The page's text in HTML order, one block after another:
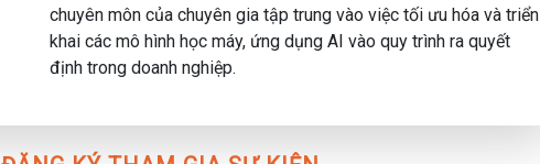
chuyên môn của chuyên gia tập trung vào việc tối ưu hóa và triển
khai các mô hình học máy, ứng dụng AI vào quy trình ra quyết
định trong doanh nghiệp.